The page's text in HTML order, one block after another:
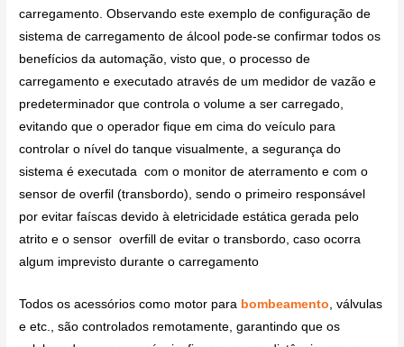
carregamento. Observando este exemplo de configuração de
sistema de carregamento de álcool pode-se confirmar todos os
benefícios da automação, visto que, o processo de
carregamento e executado através de um medidor de vazão e
predeterminador que controla o volume a ser carregado,
evitando que o operador fique em cima do veículo para
controlar o nível do tanque visualmente, a segurança do
sistema é executada com o monitor de aterramento e com o
sensor de overfil (transbordo), sendo o primeiro responsável
por evitar faíscas devido à eletricidade estática gerada pelo
atrito e o sensor overfill de evitar o transbordo, caso ocorra
algum imprevisto durante o carregamento
Todos os acessórios como motor para bombeamento, válvulas
e etc., são controlados remotamente, garantindo que os